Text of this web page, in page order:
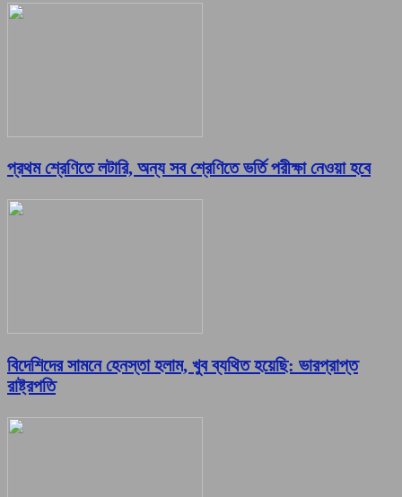
প্রথম শ্রেণিতে লটারি, অন্য সব শ্রেণিতে ভর্তি পরীক্ষা নেওয়া হবে
বিদেশিদের সামনে হেনস্তা হলাম, খুব ব্যথিত হয়েছি: ভারপ্রাপ্ত
রাষ্ট্রপতি